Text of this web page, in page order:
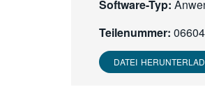
Software-Typ:
Teilenummer:
DATEI